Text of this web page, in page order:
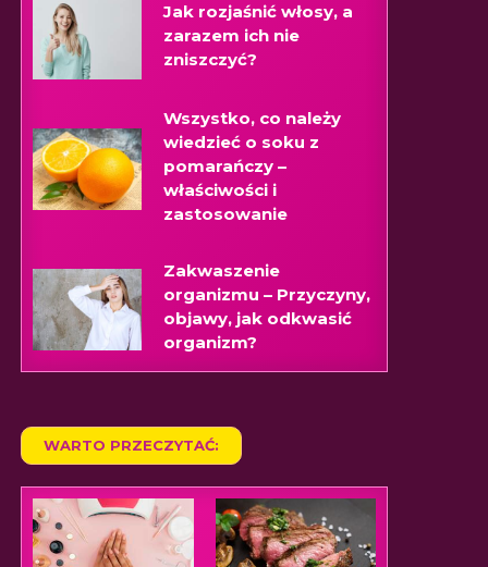
Jak rozjaśnić włosy, a
zarazem ich nie
zniszczyć?
Wszystko, co należy
wiedzieć o soku z
pomarańczy –
właściwości i
zastosowanie
Zakwaszenie
organizmu – Przyczyny,
objawy, jak odkwasić
organizm?
WARTO PRZECZYTAĆ: